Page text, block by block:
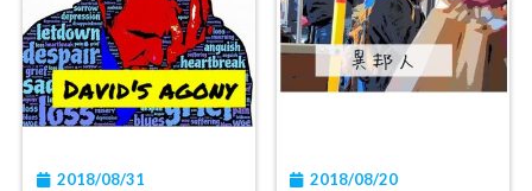
2018/08/31 2018/08/20